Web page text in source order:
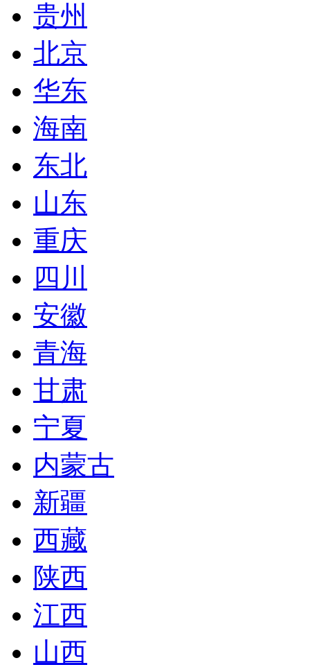
贵州
北京
华东
海南
东北
山东
重庆
四川
安徽
青海
甘肃
宁夏
内蒙古
新疆
西藏
陕西
江西
山西